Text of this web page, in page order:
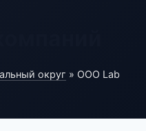
округ » ООО Lab